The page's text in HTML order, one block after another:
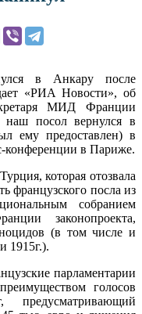
в Анкару после
«РИА Новости», об
МИД Франции
посол вернулся в
ему предоставлен) в
конференции в Париже.
которая отозвала
французского посла из
собранием
законопроекта,
(в том числе и
1915г.).
парламентарии
голосов
предусматривающий